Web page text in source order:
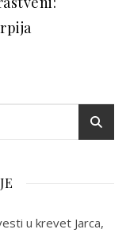
u krevet Jarca,